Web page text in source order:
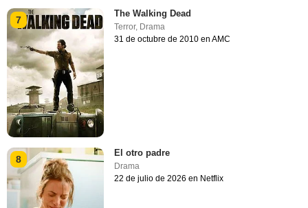
7
The Walking Dead
Terror, Drama
31 de octubre de 2010 en AMC
8
El otro padre
Drama
22 de julio de 2026 en Netflix